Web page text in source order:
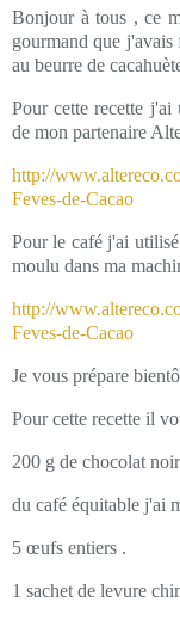
Bonjour à tous , ce
gourmand que j'avais
au beurre de
Pour cette recette
de mon partenaire
http://
Feves-de-Cacao
Pour le café j'ai
moulu dans ma
http://
Feves-de-Cacao
Je vous prépare
Pour cette recette il
200 g de chocolat
du café équitable j'ai
5 œufs entiers .
1 sachet de levure